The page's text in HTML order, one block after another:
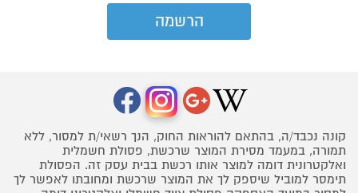
קונה נכבד/ה, בהתאם להוראות החוק, הנך רשאי/ת למסור, ללא
תמורה, במעמד מסירת המוצר שרכשת, פסולת חשמלית
ואלקטרונית דומה למוצר אותו רכשת בבית עסק זה. הפסולת
תימסר למוביל שיספק לך את המוצר שרכשת ומחובתו לאפשר לך